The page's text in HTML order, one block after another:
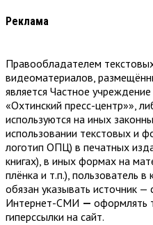
Реклама
Правообладателем
видеоматериалов,
является Частное
«Охтинский пресс-центр»»,
используются на иных
использовании текстовых и
логотип ОПЦ) в печатных
книгах), в иных формах на
плёнка и т.п.), пользователь
обязан указывать источник —
Интернет-СМИ — оформлять
гиперссылки на сайт.